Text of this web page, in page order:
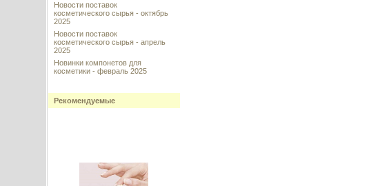
Новости поставок
косметического сырья - октябрь
2025
Новости поставок
косметического сырья - апрель
2025
Новинки компонетов для
косметики - февраль 2025
Рекомендуемые